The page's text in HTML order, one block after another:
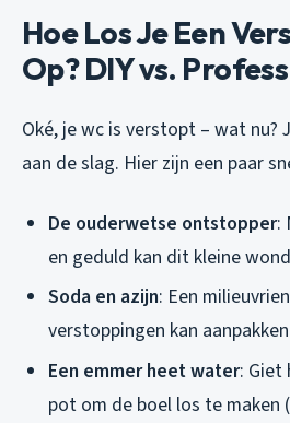
Hoe Los Je Een
Op? DIY vs.
Oké, je wc is verstopt – wat nu?
aan de slag. Hier zijn een paar
De ouderwetse ontstopper:
en geduld kan dit kleine
Soda en azijn: Een
verstoppingen kan
Een emmer heet water: Giet
pot om de boel los te maken